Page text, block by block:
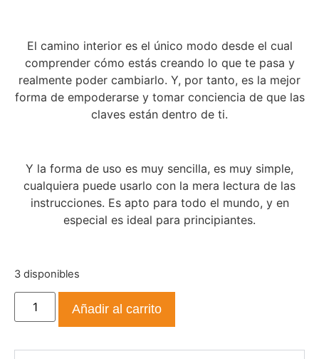
El camino interior es el único modo desde el cual
comprender cómo estás creando lo que te pasa y
realmente poder cambiarlo. Y, por tanto, es la mejor
forma de empoderarse y tomar conciencia de que las
claves están dentro de ti.
Y la forma de uso es muy sencilla, es muy simple,
cualquiera puede usarlo con la mera lectura de las
instrucciones. Es apto para todo el mundo, y en
especial es ideal para principiantes.
3 disponibles
Añadir al carrito